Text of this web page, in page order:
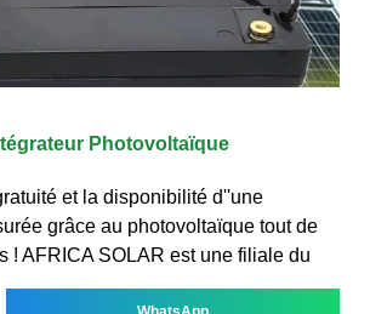
Photovoltaïque
et la disponibilité d''une
grâce au photovoltaïque tout de
! AFRICA SOLAR est une filiale du